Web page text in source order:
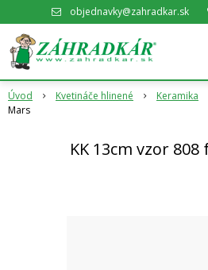
objednavky@zahradkar.sk
Úvod Kvetináče hlinené Keramika
Mars
KK 13cm vzor